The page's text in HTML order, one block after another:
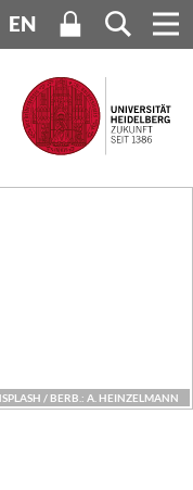
EN
/ BERB.: A. HEINZELMANN